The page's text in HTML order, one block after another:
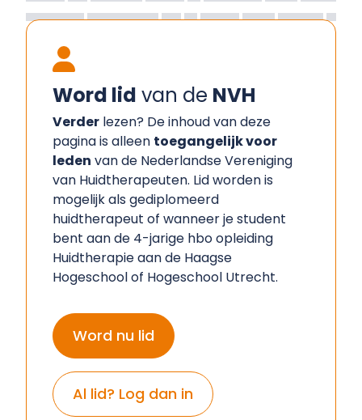
Word lid van de NVH
Verder lezen? De inhoud van deze
pagina is alleen toegangelijk voor
leden van de Nederlandse Vereniging
van Huidtherapeuten. Lid worden is
mogelijk als gediplomeerd
huidtherapeut of wanneer je student
bent aan de 4-jarige hbo opleiding
Huidtherapie aan de Haagse
Hogeschool of Hogeschool Utrecht.
Word nu lid
Al lid? Log dan in